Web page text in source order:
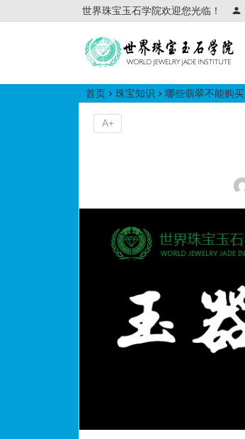
世界珠宝玉石学院欢迎您光临！
世界珠宝玉石学院培训中心
首页 珠宝知识 哪些翡翠不能购买
A+